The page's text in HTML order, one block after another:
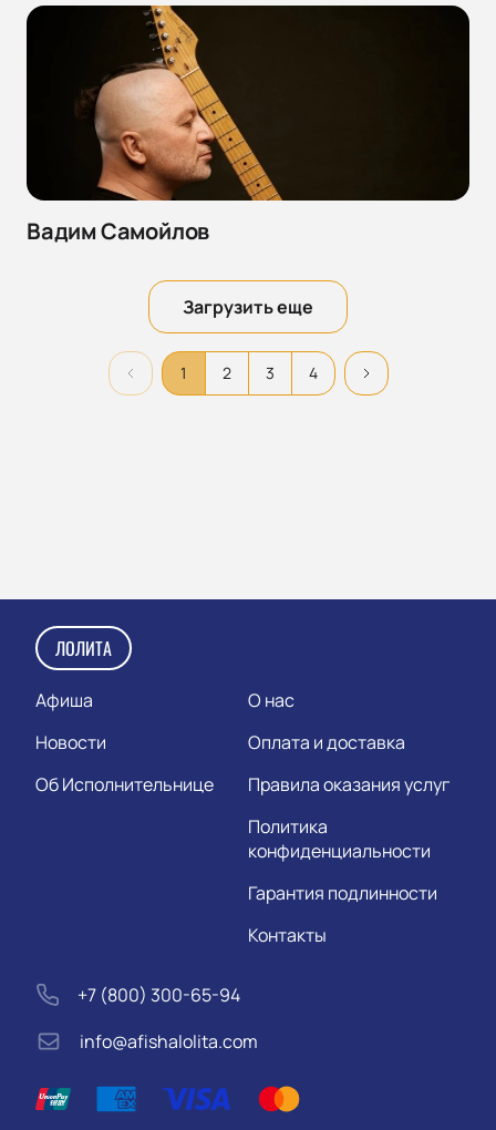
Вадим Самойлов
Загрузить еще
1 2 3 4
ЛОЛИТА
Афиша
Новости
Об Исполнительнице
О нас
Оплата и доставка
Правила оказания услуг
Политика
конфиденциальности
Гарантия подлинности
Контакты
+7 (800) 300-65-94
info@afishalolita.com